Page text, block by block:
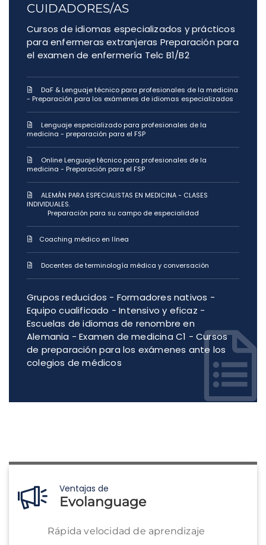
CUIDADORES/AS
Cursos de idiomas especializados y prácticos
para enfermeras extranjeras Preparación para
el examen de enfermería Telc B1/B2
DaF & Lenguaje técnico para profesionales de la medicina
- Preparación para los exámenes de idiomas especializados
Lenguaje especializado para profesionales de la
medicina - preparación para el FSP
Online Lenguaje técnico para profesionales de la
medicina - Preparación para el FSP
ALEMÁN PARA ESPECIALISTAS EN MEDICINA - CLASES
INDIVIDUALES.
Preparación para su campo de especialidad
Coaching médico en línea
Docentes de terminología médica y conversación
Grupos reducidos - Formadores nativos -
Equipo cualificado - Intensivo y eficaz -
Escuelas de idiomas de renombre en
Alemania - Examen de medicina C1 - Cursos
de preparación para los exámenes ante los
colegios de médicos
Ventajas de
Evolanguage
Rápida velocidad de aprendizaje